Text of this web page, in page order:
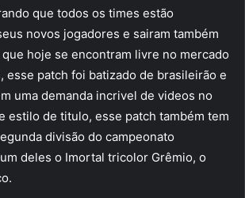
que todos os times estão
novos jogadores e sairam também
hoje se encontram livre no mercado
esse patch foi batizado de brasileirão e
uma demanda incrivel de videos no
estilo de titulo, esse patch também tem
divisão do campeonato
deles o Imortal tricolor Grêmio, o